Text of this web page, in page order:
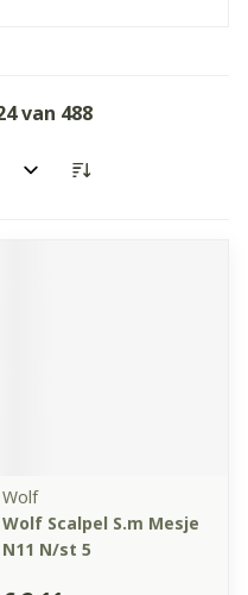
van 488
Wolf
Wolf Scalpel S.m Mesje
N11 N/st 5